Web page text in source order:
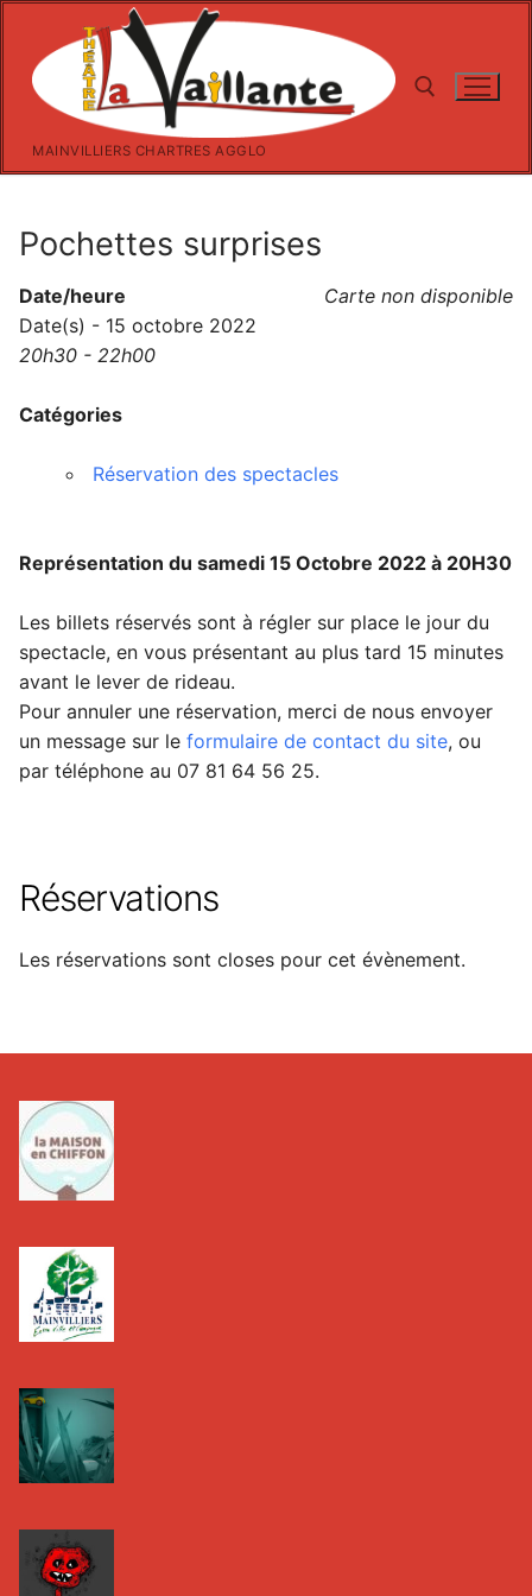
contenu
MAINVILLIERS CHARTRES AGGLO
Pochettes surprises
Carte non disponible
Date/heure
Date(s) - 15 octobre 2022
20h30 - 22h00
Catégories
Réservation des spectacles
Représentation du samedi 15 Octobre 2022 à 20H30
Les billets réservés sont à régler sur place le jour du
spectacle, en vous présentant au plus tard 15 minutes
avant le lever de rideau.
Pour annuler une réservation, merci de nous envoyer
un message sur le formulaire de contact du site, ou
par téléphone au 07 81 64 56 25.
Réservations
Les réservations sont closes pour cet évènement.